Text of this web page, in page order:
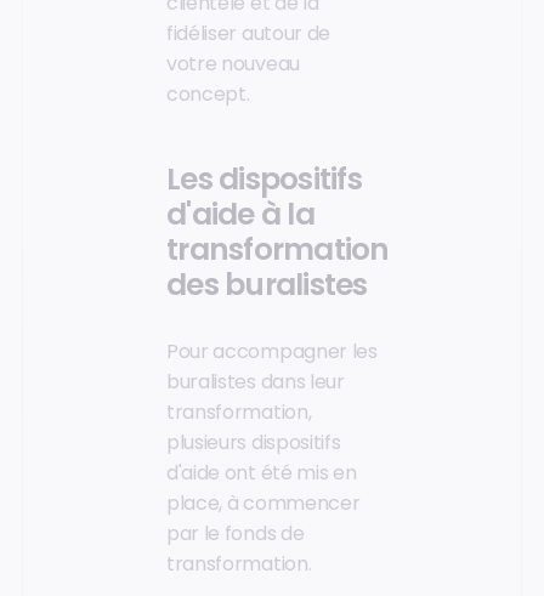
fidéliser autour de
votre nouveau
concept.
Les dispositifs
d'aide à la
transformation
des buralistes
Pour accompagner les
buralistes dans leur
transformation,
plusieurs dispositifs
d'aide ont été mis en
place, à commencer
par le fonds de
transformation.